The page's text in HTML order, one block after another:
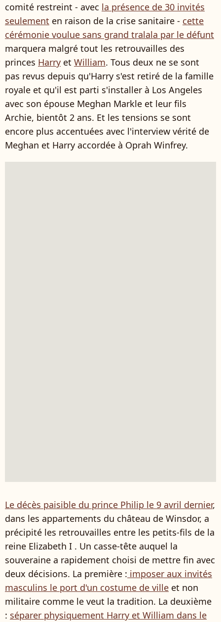
comité restreint - avec la présence de 30 invités
seulement en raison de la crise sanitaire - cette
cérémonie voulue sans grand tralala par le défunt
marquera malgré tout les retrouvailles des
princes Harry et William. Tous deux ne se sont
pas revus depuis qu'Harry s'est retiré de la famille
royale et qu'il est parti s'installer à Los Angeles
avec son épouse Meghan Markle et leur fils
Archie, bientôt 2 ans. Et les tensions se sont
encore plus accentuées avec l'interview vérité de
Meghan et Harry accordée à Oprah Winfrey.
Le décès paisible du prince Philip le 9 avril dernier,
dans les appartements du château de Winsdor, a
précipité les retrouvailles entre les petits-fils de la
reine Elizabeth I . Un casse-tête auquel la
souveraine a rapidement choisi de mettre fin avec
deux décisions. La première : imposer aux invités
masculins le port d'un costume de ville et non
militaire comme le veut la tradition. La deuxième
: séparer physiquement Harry et William dans le